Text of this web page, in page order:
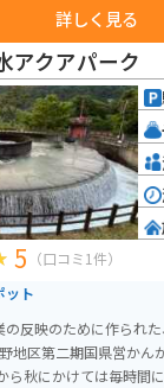
の自然美を楽しむことができ
、舟下りでは、船頭
進むことができ、渓
で約30分の距離にあ
できます。舟下り体験
び追分という曲を歌っ
詳しく見る
アクアパーク
5 （口コミ1件）
ット
反映のために作られ
地区第二期国県営かん